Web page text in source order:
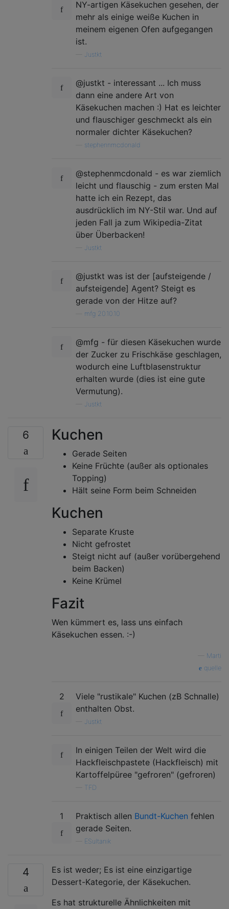
NY-artigen Käsekuchen gesehen, der
mehr als einige weiße Kuchen in
meinem eigenen Ofen aufgegangen
ist.
Justkt
@justkt - interessant ... Ich muss
dann eine andere Art von
Käsekuchen machen :) Hat es leichter
und flauschiger geschmeckt als ein
normaler dichter Käsekuchen?
stephennmcdonald
@stephenmcdonald - es war ziemlich
leicht und flauschig - zum ersten Mal
hatte ich ein Rezept, das
ausdrücklich im NY-Stil war. Und auf
jeden Fall ja zum Wikipedia-Zitat
über Überbacken!
Justkt
@justkt was ist der [aufsteigende /
aufsteigende] Agent? Steigt es
gerade von der Hitze auf?
mfg 20.10.10
@mfg - für diesen Käsekuchen wurde
der Zucker zu Frischkäse geschlagen,
wodurch eine Luftblasenstruktur
erhalten wurde (dies ist eine gute
Vermutung).
Justkt
6 Kuchen
Gerade Seiten
Keine Früchte (außer als optionales
Topping)
Hält seine Form beim Schneiden
Kuchen
Separate Kruste
Nicht gefrostet
Steigt nicht auf (außer vorübergehend
beim Backen)
Keine Krümel
Fazit
Wen kümmert es, lass uns einfach
Käsekuchen essen. :-)
Marti
quelle
2
Viele "rustikale" Kuchen (zB Schnalle)
enthalten Obst.
Justkt
In einigen Teilen der Welt wird die
Hackfleischpastete (Hackfleisch) mit
Kartoffelpüree "gefroren" (gefroren)
TFD
1 Praktisch allen Bundt-Kuchen fehlen
gerade Seiten.
ESultanik
4
Es ist weder; Es ist eine einzigartige
Dessert-Kategorie, der Käsekuchen.
Es hat strukturelle Ähnlichkeiten mit